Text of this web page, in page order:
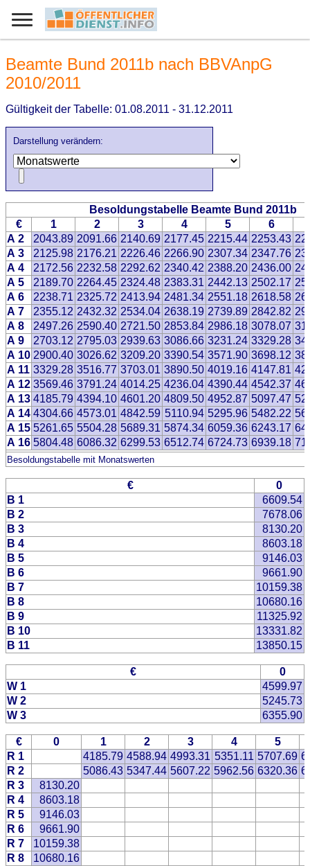
Darstellung verändern:
Beamte Bund 2011b nach BBVAnpG
2010/2011
Gültigkeit der Tabelle: 01.08.2011 - 31.12.2011
Besoldungstabelle Beamte Bund 2011b
€
1 2 3 4 5
6
A 2
2043.89 2091.66 2140.69 2177.45 2215.44 2253.43
A 3
2125.98 2176.21 2226.46 2266.90 2307.34 2347.76
A 4
2172.56 2232.58 2292.62 2340.42 2388.20 2436.00
A 5
2189.70 2264.45 2324.48 2383.31 2442.13 2502.17
A 6
2238.71 2325.72 2413.94 2481.34 2551.18 2618.58
A 7
2355.12 2432.32 2534.04 2638.19 2739.89 2842.82
A 8
2497.26 2590.40 2721.50 2853.84 2986.18 3078.07
A 9
2703.12 2795.03 2939.63 3086.66 3231.24 3329.28
A 10 2900.40 3026.62 3209.20 3390.54 3571.90 3698.12
A 11 3329.28 3516.77 3703.01 3890.50 4019.16 4147.81
A 12 3569.46 3791.24 4014.25 4236.04 4390.44 4542.37
A 13 4185.79 4394.10 4601.20 4809.50 4952.87 5097.47
A 14 4304.66 4573.01 4842.59 5110.94 5295.96 5482.22
A 15 5261.65 5504.28 5689.31 5874.34 6059.36 6243.17
A 16 5804.48 6086.32 6299.53 6512.74 6724.73 6939.18
Besoldungstabelle mit Monatswerten
€
0
B 1
6609.54
B 2
7678.06
B 3
8130.20
B 4
8603.18
B 5
9146.03
B 6
9661.90
B 7
10159.38
B 8
10680.16
B 9
11325.92
B 10
13331.82
B 11
13850.15
€
0
W 1
4599.97
W 2
5245.73
W 3
6355.90
€ 0 1 2 3 4
5
R 1
4185.79 4588.94 4993.31 5351.11 5707.69
R 2
5086.43 5347.44 5607.22 5962.56 6320.36
R 3
8130.20
R 4
8603.18
R 5
9146.03
R 6
9661.90
R 7
10159.38
R 8
10680.16